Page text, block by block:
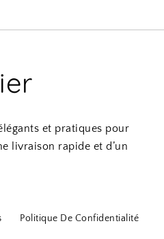
et pratiques pour
livraison rapide et d’un
Politique De Confidentialité